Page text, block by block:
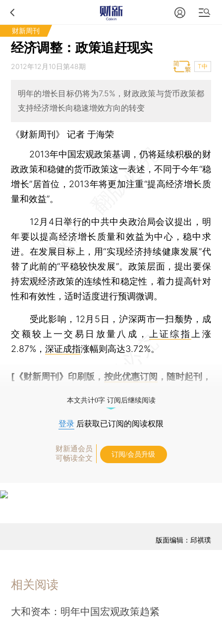
财新周刊
经济调整：政策追赶现实
2012年12月10日第48期 T中
明年的增长目标仍将为7.5%，财政政策与货币政策都
支持经济增长向稳速增效方向的转变
《财新周刊》 记者于海荣
2013年中国宏观政策基调，仍将延续积极的财
政政策和稳健的货币政策这一表述，不同于今年“稳
增长”居首位，2013年将更加注重“提高经济增长质
量和效益”。
12月4日举行的中共中央政治局会议提出，明
年要以提高经济增长质量和效益为中心，稳中求
进。在发展目标上，用“实现经济持续健康发展”代
替了此前的“平稳较快发展”。政策层面，提出要保
持宏观经济政策的连续性和稳定性，着力提高针对
性和有效性，适时适度进行预调微调。
受此影响，12月5日，沪深两市一扫颓势，成
交额较上一交易日放量八成，
上证综指
上涨
2.87%，深证成指涨幅则高达3.72%。
[《财新周刊》印刷版， 按此优惠订阅 ，随时起刊，
本文共计0字 订阅后继续阅读
登录 后获取已订阅的阅读权限
财新通会员
可畅读全文
订阅/会员升级
版面编辑：邱祺璞
相关阅读
大和资本：明年中国宏观政策趋紧